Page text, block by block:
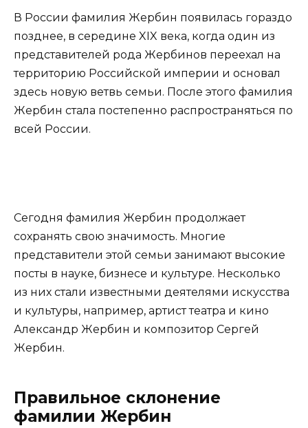
В России фамилия Жербин появилась гораздо
позднее, в середине XIX века, когда один из
представителей рода Жербинов переехал на
территорию Российской империи и основал
здесь новую ветвь семьи. После этого фамилия
Жербин стала постепенно распространяться по
всей России.
Сегодня фамилия Жербин продолжает
сохранять свою значимость. Многие
представители этой семьи занимают высокие
посты в науке, бизнесе и культуре. Несколько
из них стали известными деятелями искусства
и культуры, например, артист театра и кино
Александр Жербин и композитор Сергей
Жербин.
Правильное склонение
фамилии Жербин